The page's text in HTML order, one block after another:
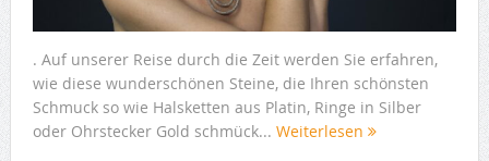
. Auf unserer Reise durch die Zeit werden Sie erfahren,
wie diese wunderschönen Steine, die Ihren schönsten
Schmuck so wie Halsketten aus Platin, Ringe in Silber
oder Ohrstecker Gold schmück... Weiterlesen